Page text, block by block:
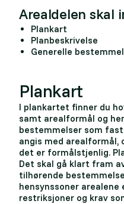
Arealdelen skal
Plankart
Planbeskrivelse
Generelle
Plankart
I plankartet finner du
samt arealformål og
bestemmelser som
angis med arealformål,
det er formålstjenlig.
Det skal gå klart fram
tilhørende
hensynssoner
restriksjoner og krav